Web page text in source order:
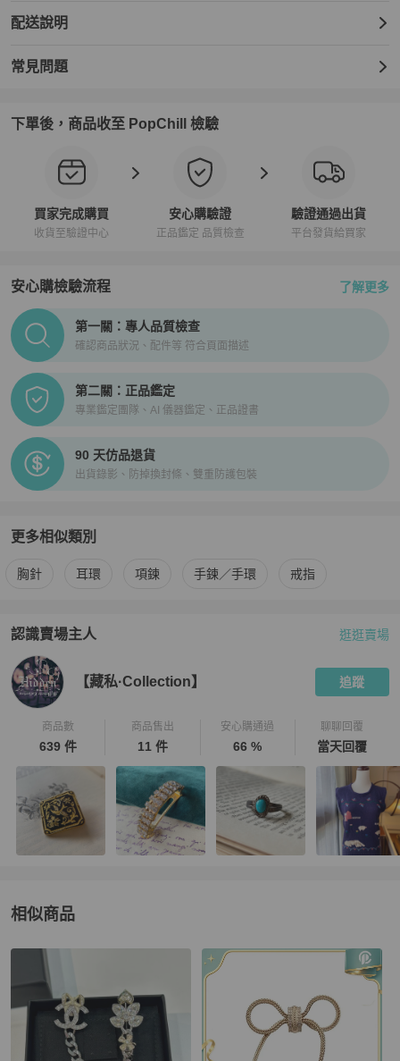
配送說明
常見問題
下單後，商品收至 PopChill 檢驗
買家完成購買
收貨至驗證中心
安心購驗證
正品鑑定 品質檢查
驗證通過出貨
平台發貨給買家
安心購檢驗流程 了解更多
PopChill拍拍圈正品驗證、安心購檢驗流程介紹
第一關：專人品質檢查
確認商品狀況、配件等 符合頁面描述
第二關：正品鑑定
專業鑑定團隊、AI 儀器鑑定、正品證書
90 天仿品退貨
出貨錄影、防掉換封條、雙重防護包裝
更多相似類別
更多女士配件相似商品推薦
胸針 耳環 項鍊 手鍊／手環 戒指
認識賣場主人
PopChill 拍拍圈嚴選賣家
逛逛賣場
【藏私·Collection】 追蹤
商品數
639 件
商品售出
11 件
安心購通過
66 %
聊聊回覆
當天回覆
相似商品
更多相似女士配件推薦精品